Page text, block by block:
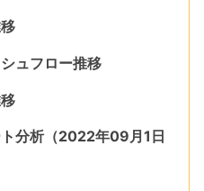
ュフロー推移
ト分析（2022年09月1日